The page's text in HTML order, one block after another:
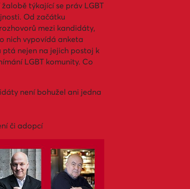
týkající se práv LGBT
Od začátku
mezi kandidáty,
nich vypovídá anketa
nejen na jejich postoj k
LGBT komunity. Co
není bohužel ani jedna
či adopcí